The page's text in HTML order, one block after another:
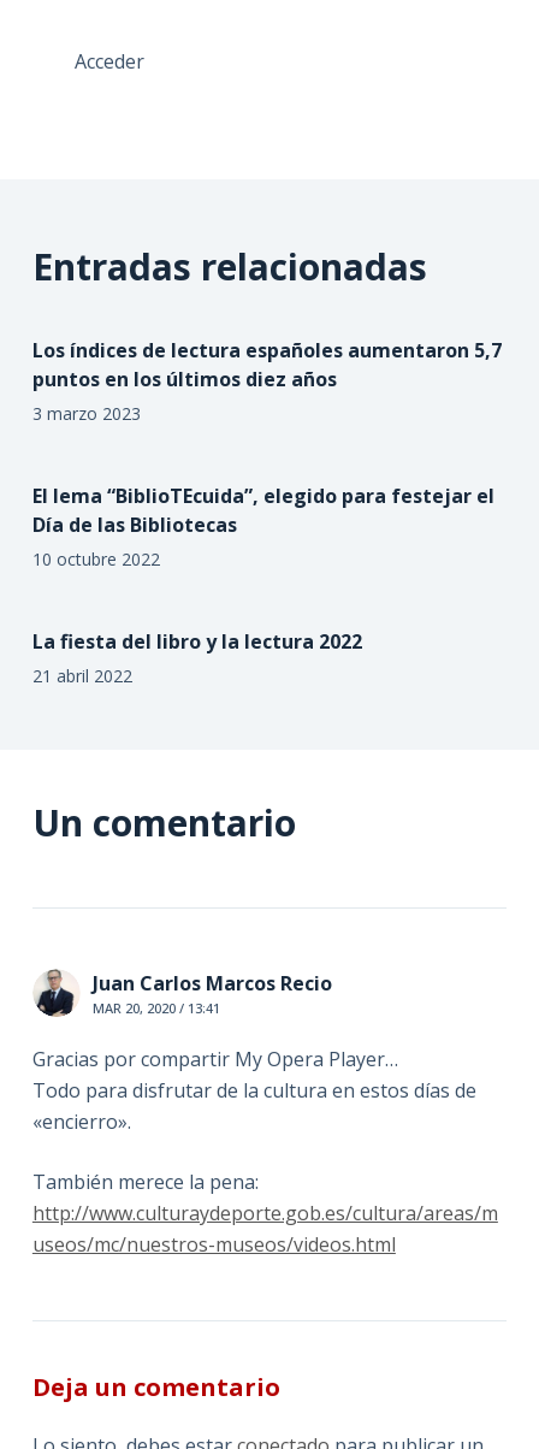
Acceder
Entradas relacionadas
Los índices de lectura españoles aumentaron 5,7
puntos en los últimos diez años
3 marzo 2023
El lema “BiblioTEcuida”, elegido para festejar el
Día de las Bibliotecas
10 octubre 2022
La fiesta del libro y la lectura 2022
21 abril 2022
Un comentario
Juan Carlos Marcos Recio
MAR 20, 2020 / 13:41
Gracias por compartir My Opera Player…
Todo para disfrutar de la cultura en estos días de
«encierro».
También merece la pena:
http://www.culturaydeporte.gob.es/cultura/areas/m
useos/mc/nuestros-museos/videos.html
Deja un comentario